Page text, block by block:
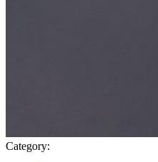
Category: